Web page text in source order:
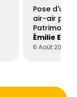
Pose d'une
air-air par
Patrimoine
Émilie
6 Août 2026